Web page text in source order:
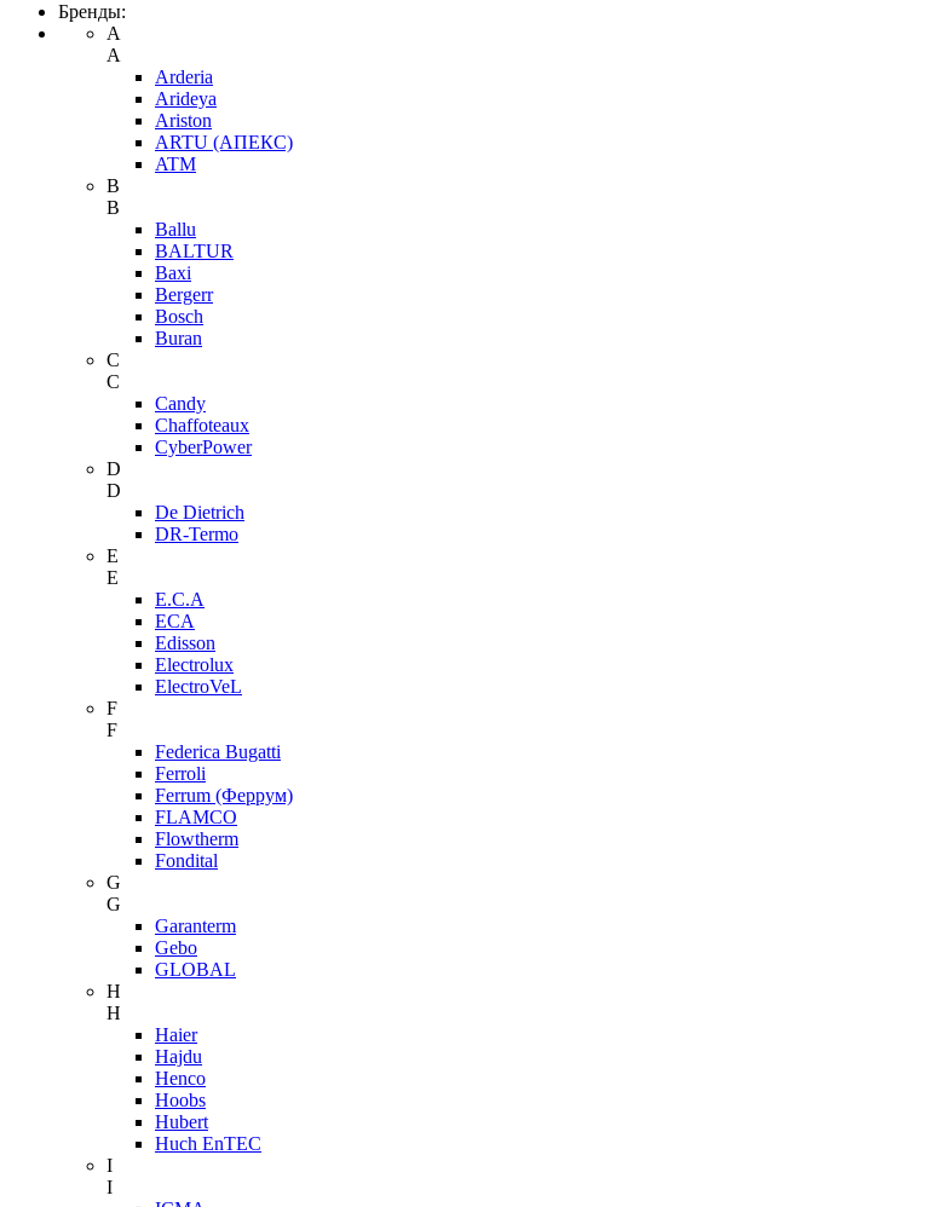
Бренды:
A
A
Arderia
Arideya
Ariston
ARTU (АПЕКС)
ATM
B
B
Ballu
BALTUR
Baxi
Bergerr
Bosch
Buran
C
C
Candy
Chaffoteaux
CyberPower
D
D
De Dietrich
DR-Termo
E
E
E.C.A
ECA
Edisson
Electrolux
ElectroVeL
F
F
Federica Bugatti
Ferroli
Ferrum (Феррум)
FLAMCO
Flowtherm
Fondital
G
G
Garanterm
Gebo
GLOBAL
H
H
Haier
Hajdu
Henco
Hoobs
Hubert
Huch EnTEC
I
I